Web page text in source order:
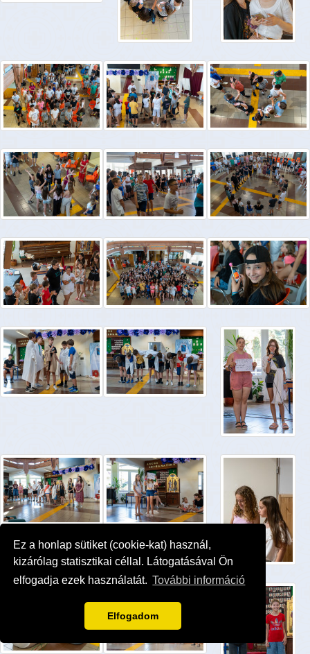
Ez a honlap sütiket (cookie-kat) használ,
kizárólag statisztikai céllal. Látogatásával Ön
elfogadja ezek használatát. További információ
Elfogadom